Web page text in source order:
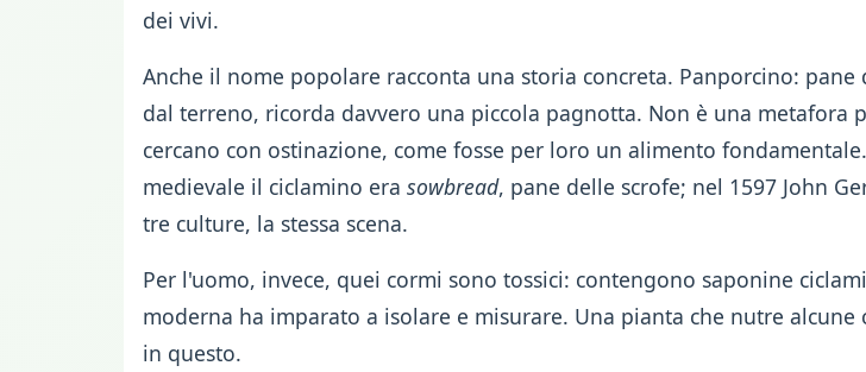
dei vivi.
Anche il nome popolare racconta una storia concreta. Panporcino:
dal terreno, ricorda davvero una piccola pagnotta. Non è una metafora
cercano con ostinazione, come fosse per loro un alimento
medievale il ciclamino era sowbread, pane delle scrofe; nel 1597 John
tre culture, la stessa scena.
Per l'uomo, invece, quei cormi sono tossici: contengono saponine
moderna ha imparato a isolare e misurare. Una pianta che nutre
in questo.